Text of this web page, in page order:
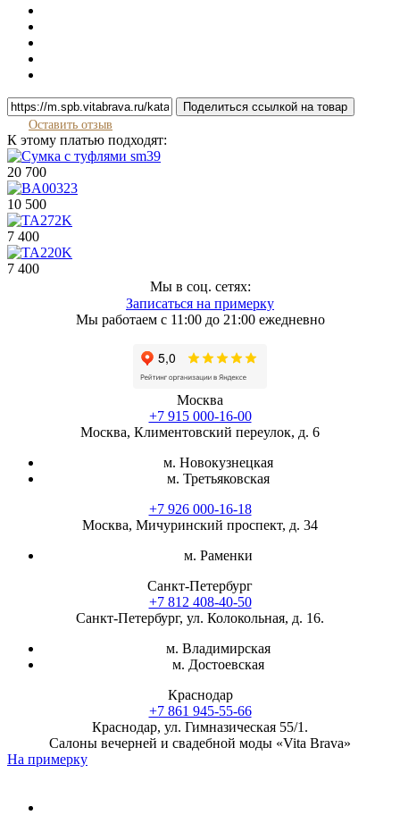
Поделиться ссылкой на товар
Оставить отзыв
К этому платью подходят:
20 700
10 500
7 400
7 400
Мы в соц. сетях:
Записаться на примерку
Мы работаем с 11:00 до 21:00 ежедневно
Москва
+7 915 000-16-00
Москва, Климентовский переулок, д. 6
м. Новокузнецкая
м. Третьяковская
+7 926 000-16-18
Москва, Мичуринский проспект, д. 34
м. Раменки
Санкт-Петербург
+7 812 408-40-50
Санкт-Петербург, ул. Колокольная, д. 16.
м. Владимирская
м. Достоевская
Краснодар
+7 861 945-55-66
Краснодар, ул. Гимназическая 55/1.
Салоны вечерней и свадебной моды «Vita Brava»
На примерку